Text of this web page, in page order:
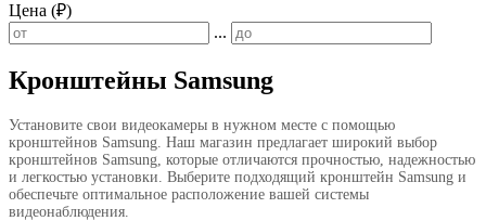
Цена (₽)
...
Кронштейны Samsung
Установите свои видеокамеры в нужном месте с помощью
кронштейнов Samsung. Наш магазин предлагает широкий выбор
кронштейнов Samsung, которые отличаются прочностью, надежностью
и легкостью установки. Выберите подходящий кронштейн Samsung и
обеспечьте оптимальное расположение вашей системы
видеонаблюдения.